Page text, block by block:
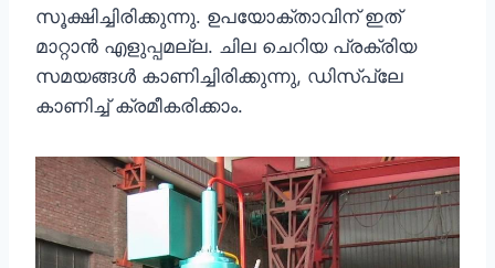
സൂക്ഷിച്ചിരിക്കുന്നു. ഉപയോക്താവിന് ഇത്
മാറ്റാൻ എളുപ്പമല്ല. ചില ചെറിയ പ്രക്രിയ
സമയങ്ങൾ കാണിച്ചിരിക്കുന്നു, ഡിസ്‌പ്ലേ
കാണിച്ച് ക്രമീകരിക്കാം.